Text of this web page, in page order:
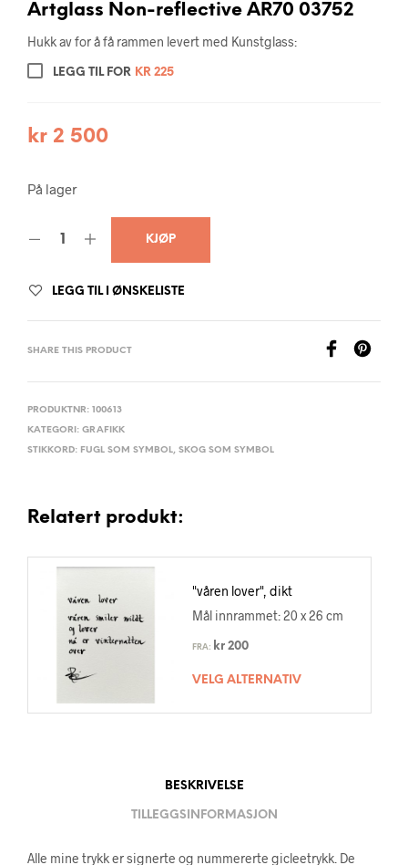
Artglass Non-reflective AR70 03752
Hukk av for å få rammen levert med Kunstglass:
LEGG TIL FOR KR 225
kr 2 500
På lager
KJØP
LEGG TIL I ØNSKELISTE
SHARE THIS PRODUCT
PRODUKTNR: 100613
KATEGORI: GRAFIKK
STIKKORD: FUGL SOM SYMBOL, SKOG SOM SYMBOL
Relatert produkt:
"våren lover", dikt
Mål innrammet: 20 x 26 cm
FRA: kr 200
VELG ALTERNATIV
BESKRIVELSE
TILLEGGSINFORMASJON
Alle mine trykk er signerte og nummererte gicleetrykk. De